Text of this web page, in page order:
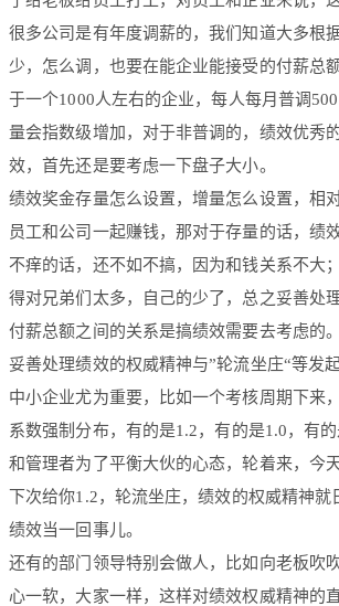
很多公司是有年度调薪的，我们知道大多根
少，怎么调，也要在能企业能接受的付薪总
于一个1000人左右的企业，每人每月普调
量会指数级增加，对于非普调的，绩效优秀
效，首先还是要考虑一下盘子大小。
绩效奖金存量怎么设置，增量怎么设置，相
员工和公司一起赚钱，那对于存量的话，绩
不痒的话，还不如不搞，因为和钱关系不大
得对兄弟们太多，自己的少了，总之妥善处
付薪总额之间的关系是搞绩效需要去考虑的。
妥善处理绩效的权威精神与”轮流坐庄“等发
中小企业尤为重要，比如一个考核周期下来
系数强制分布，有的是1.2，有的是1.0，有
和管理者为了平衡大伙的心态，轮着来，今
下次给你1.2，轮流坐庄，绩效的权威精神
绩效当一回事儿。
还有的部门领导特别会做人，比如向老板吹
心一软，大家一样，这样对绩效权威精神的